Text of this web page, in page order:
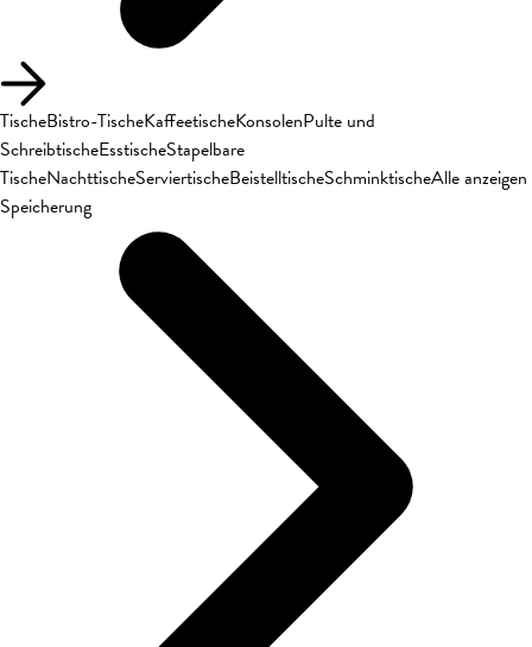
TischeBistro-TischeKaffeetischeKonsolenPulte und
SchreibtischeEsstischeStapelbare
TischeNachttischeServiertischeBeistelltischeSchminktischeAlle anzeigen
Speicherung